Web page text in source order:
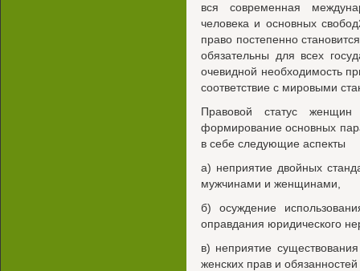
вся современная
человека и основных
право постепенно
обязательны для всех
очевидной необходимость
соответствие с мировыми
Правовой статус женщин
формирование основных
в себе следующие аспекты
а) неприятие двойных
мужчинами и женщинами,
б) осуждение
оправдания юридического
в) неприятие
женских прав и